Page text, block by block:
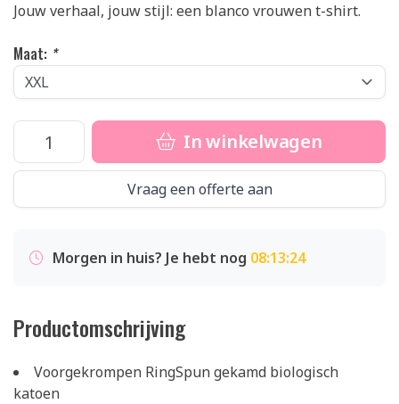
Jouw verhaal, jouw stijl: een blanco vrouwen t-shirt.
Maat: *
In winkelwagen
Vraag een offerte aan
Morgen in huis? Je hebt nog 08:13:24
Productomschrijving
Voorgekrompen RingSpun gekamd biologisch
katoen